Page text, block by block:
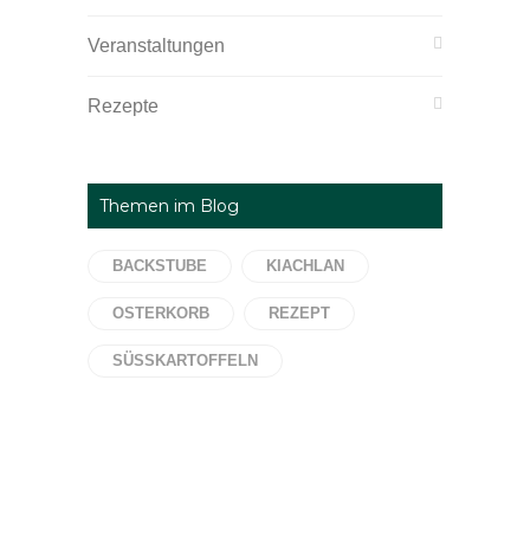
Veranstaltungen
Rezepte
Themen im Blog
BACKSTUBE KIACHLAN
OSTERKORB REZEPT
SÜSSKARTOFFELN